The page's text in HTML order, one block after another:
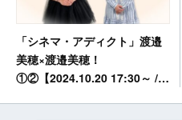
「シネマ・アディクト」渡邉
美穂×渡邉美穂！
①②【2024.10.20 17:30～ /